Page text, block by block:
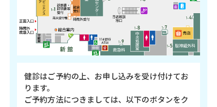
健診はご予約の上、お申し込みを受け付けてお
ります。
ご予約方法につきましては、以下のボタンをク